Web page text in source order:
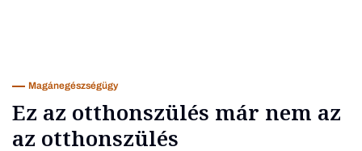
Üzlet
Magánegészségügy
Ez az otthonszülés már nem az
az otthonszülés